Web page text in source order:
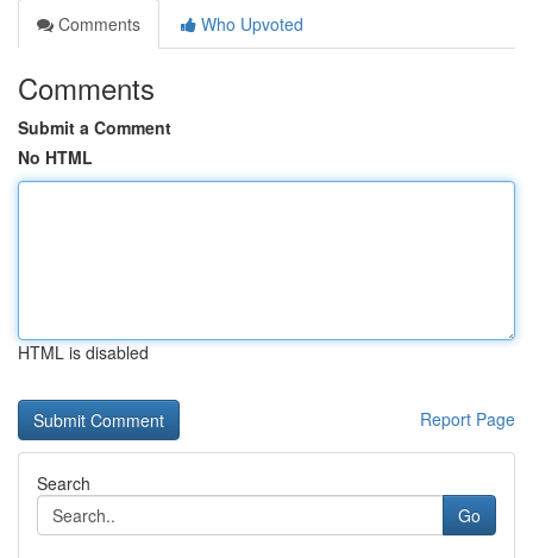
Comments
Who Upvoted
Comments
Submit a Comment
No HTML
HTML is disabled
Report Page
Search
Go